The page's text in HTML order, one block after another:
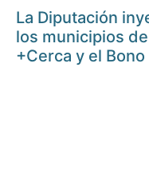
La Diputación
los municipios
+Cerca y el